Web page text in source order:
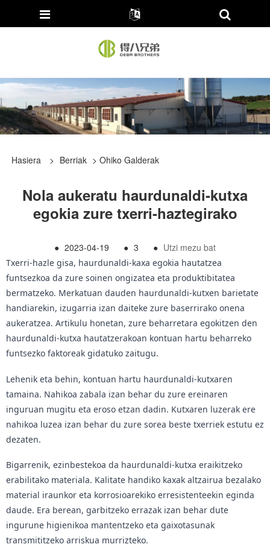
Hasiera > Berriak > Ohiko Galderak
Nola aukeratu haurdunaldi-kutxa
egokia zure txerri-haztegirako
● 2023-04-19 ● 3 ● Utzi mezu bat
Txerri-hazle gisa, haurdunaldi-kaxa egokia hautatzea
funtsezkoa da zure soinen ongizatea eta produktibitatea
bermatzeko. Merkatuan dauden haurdunaldi-kutxen barietate
handiarekin, izugarria izan daiteke zure baserrirako onena
aukeratzea. Artikulu honetan, zure beharretara egokitzen den
haurdunaldi-kutxa hautatzerakoan kontuan hartu beharreko
funtsezko faktoreak gidatuko zaitugu.
Lehenik eta behin, kontuan hartu haurdunaldi-kutxaren
tamaina. Nahikoa zabala izan behar du zure ereinaren
inguruan mugitu eta eroso etzan dadin. Kutxaren luzerak ere
nahikoa luzea izan behar du zure sorea beste txerriek estutu ez
dezaten.
Bigarrenik, ezinbestekoa da haurdunaldi-kutxa eraikitzeko
erabilitako materiala. Kalitate handiko kaxak altzairua bezalako
material iraunkor eta korrosioarekiko erresistenteekin eginda
daude. Era berean, garbitzeko errazak izan behar dute
ingurune higienikoa mantentzeko eta gaixotasunak
transmititzeko arriskua murrizteko.